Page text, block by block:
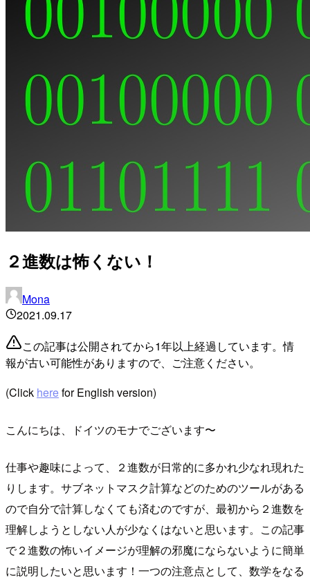
２進数は怖くない！
Mona
2021.09.17
この記事は公開されてから1年以上経過しています。情
報が古い可能性がありますので、ご注意ください。
(Click herefor English version)
こんにちは、ドイツのモナでございます〜
仕事や趣味によって、２進数が日常的に多かれ少なれ現れた
りします。サブネットマスク計算などのためのツールがある
ので自分で計算しなくても済むのですが、最初から２進数を
理解しようとしない人が少なくはないと思います。この記事
で２進数の怖いイメージが理解の邪魔にならないように簡単
に説明したいと思います！一つの注意点として、数学をなる